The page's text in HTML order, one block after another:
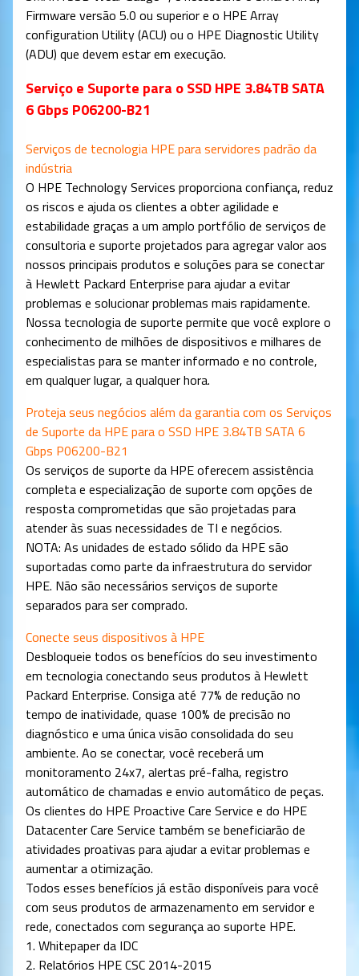
Firmware versão 5.0 ou superior e o HPE Array
configuration Utility (ACU) ou o HPE Diagnostic Utility
(ADU) que devem estar em execução.
Serviço e Suporte para o SSD HPE 3.84TB SATA
6 Gbps P06200-B21
Serviços de tecnologia HPE para servidores padrão da
indústria
O HPE Technology Services proporciona confiança, reduz
os riscos e ajuda os clientes a obter agilidade e
estabilidade graças a um amplo portfólio de serviços de
consultoria e suporte projetados para agregar valor aos
nossos principais produtos e soluções para se conectar
à Hewlett Packard Enterprise para ajudar a evitar
problemas e solucionar problemas mais rapidamente.
Nossa tecnologia de suporte permite que você explore o
conhecimento de milhões de dispositivos e milhares de
especialistas para se manter informado e no controle,
em qualquer lugar, a qualquer hora.
Proteja seus negócios além da garantia com os Serviços
de Suporte da HPE para o SSD HPE 3.84TB SATA 6
Gbps P06200-B21
Os serviços de suporte da HPE oferecem assistência
completa e especialização de suporte com opções de
resposta comprometidas que são projetadas para
atender às suas necessidades de TI e negócios.
NOTA: As unidades de estado sólido da HPE são
suportadas como parte da infraestrutura do servidor
HPE. Não são necessários serviços de suporte
separados para ser comprado.
Conecte seus dispositivos à HPE
Desbloqueie todos os benefícios do seu investimento
em tecnologia conectando seus produtos à Hewlett
Packard Enterprise. Consiga até 77% de redução no
tempo de inatividade, quase 100% de precisão no
diagnóstico e uma única visão consolidada do seu
ambiente. Ao se conectar, você receberá um
monitoramento 24x7, alertas pré-falha, registro
automático de chamadas e envio automático de peças.
Os clientes do HPE Proactive Care Service e do HPE
Datacenter Care Service também se beneficiarão de
atividades proativas para ajudar a evitar problemas e
aumentar a otimização.
Todos esses benefícios já estão disponíveis para você
com seus produtos de armazenamento em servidor e
rede, conectados com segurança ao suporte HPE.
1. Whitepaper da IDC
2. Relatórios HPE CSC 2014-2015